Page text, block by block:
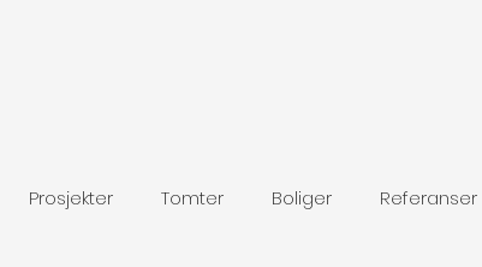
Prosjekter Tomter Boliger Referanser